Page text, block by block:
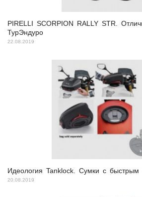
PIRELLI SCORPION RALLY STR.
ТурЭндуро
22.08.2019
Идеология Tanklock. Сумки с быстрым
20.08.2019